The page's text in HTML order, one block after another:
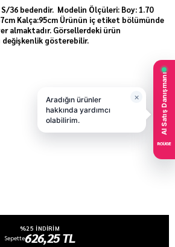
36 bedendir. Modelin Ölçüleri: Boy: 1.70
Kalça:95cm Ürünün iç etiket bölümünde
almaktadır. Görsellerdeki ürün
değişkenlik gösterebilir.
%25 INDIRIM
Sepette626,25 TL